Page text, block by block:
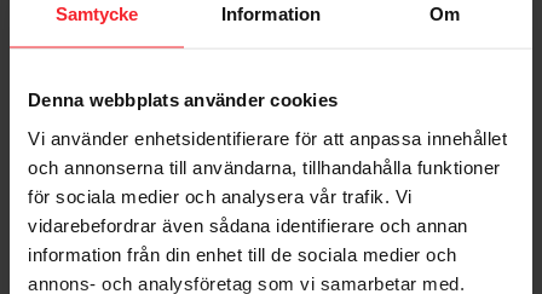
Samtycke Information Om
Denna webbplats använder cookies
Vi använder enhetsidentifierare för att anpassa innehållet
och annonserna till användarna, tillhandahålla funktioner
för sociala medier och analysera vår trafik. Vi
vidarebefordrar även sådana identifierare och annan
information från din enhet till de sociala medier och
annons- och analysföretag som vi samarbetar med.
Träskruv FXH
3,5x25mm Svart 10st
Fast 280907
005243714
26